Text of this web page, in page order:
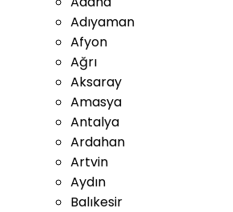
Adıyaman
Afyon
Ağrı
Aksaray
Amasya
Antalya
Ardahan
Artvin
Aydın
Balıkesir